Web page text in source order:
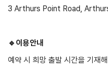
3 Arthurs Point Road,
🔹이용안내
예약 시 희망 출발 시간을 기재